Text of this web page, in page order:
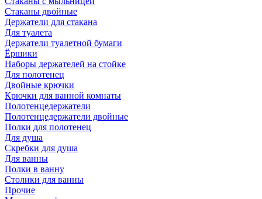
Стаканы двойные
Держатели для стакана
Для туалета
Держатели туалетной бумаги
Ёршики
Наборы держателей на стойке
Для полотенец
Двойные крючки
Крючки для ванной комнаты
Полотенцедержатели
Полотенцедержатели двойные
Полки для полотенец
Для душа
Скребки для душа
Для ванны
Полки в ванну
Столики для ванны
Прочие